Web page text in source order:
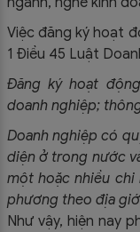
Việc đăng ký hoạt
1 Điều 45 Luật
Đăng ký hoạt
doanh nghiệp;
Doanh nghiệp có
diện ở trong nước
một hoặc nhiều chi
phương theo địa
Như vậy, hiện nay